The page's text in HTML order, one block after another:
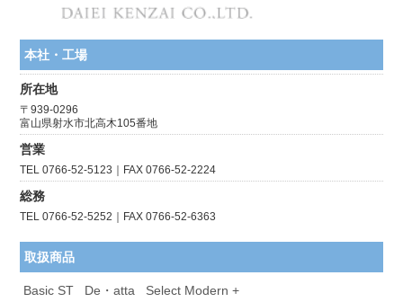
本社・工場
所在地
〒939-0296
富山県射水市北高木105番地
営業
TEL 0766-52-5123｜FAX 0766-52-2224
総務
TEL 0766-52-5252｜FAX 0766-52-6363
取扱商品
Basic ST De・atta
Select Modern +